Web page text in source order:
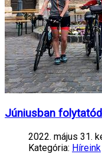
Júniusban
2022. május 31.
Kategória: Híreink